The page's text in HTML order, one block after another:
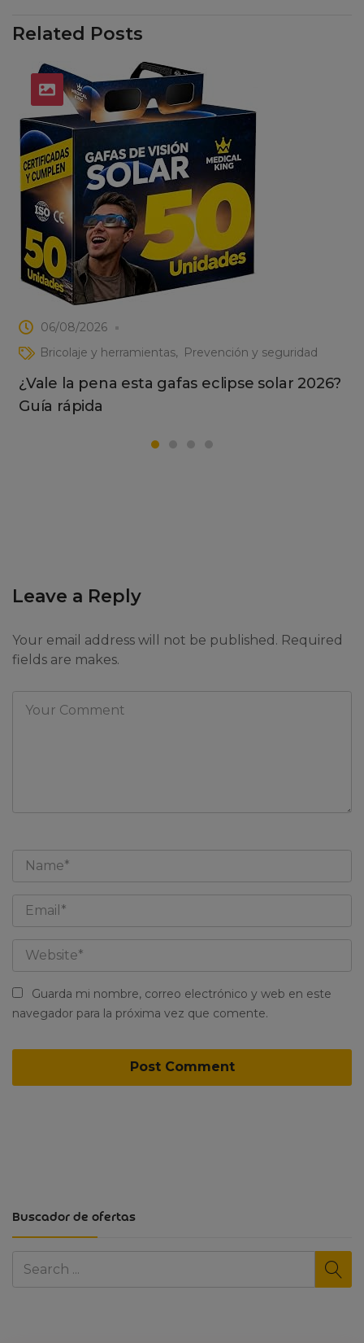
Buscador de ofertas
Related Posts
06/08/2026
Bricolaje y herramientas
Prevención y seguridad
¿Vale la pena esta gafas eclipse solar 2026?
Guía rápida
Leave a Reply
Your email address will not be published. Required
fields are makes.
Guarda mi nombre, correo electrónico y web en este
navegador para la próxima vez que comente.